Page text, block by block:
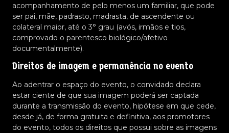
acompanhamento de pelo menos um familiar, que pode
ser pai, mãe, padrasto, madrasta, de ascendente ou
colateral maior, até o 3° grau (avós, irmãos e tios,
comprovado o parentesco biológico/afetivo
documentalmente).
Direitos de imagem e permanência no evento
Ao adentrar o espaço do evento, o convidado declara
estar ciente de que sua imagem poderá ser captada
durante a transmissão do evento, hipótese em que cede,
desde já, de forma gratuita e definitiva, aos promotores
do evento, todos os direitos que possui sobre as imagens